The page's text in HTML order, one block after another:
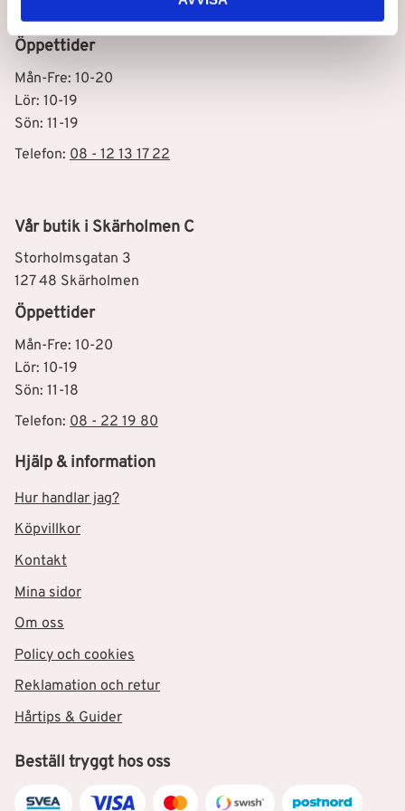
164 53 Kista
Öppettider
Mån-Fre: 10-20
Lör: 10-19
Sön: 11-19
Telefon: 08 - 12 13 17 22
Vår butik i Skärholmen C
Storholmsgatan 3
127 48 Skärholmen
Öppettider
Mån-Fre: 10-20
Lör: 10-19
Sön: 11-18
Telefon: 08 - 22 19 80
Hjälp & information
Hur handlar jag?
Köpvillkor
Kontakt
Mina sidor
Om oss
Policy och cookies
Reklamation och retur
Hårtips & Guider
Beställ tryggt hos oss